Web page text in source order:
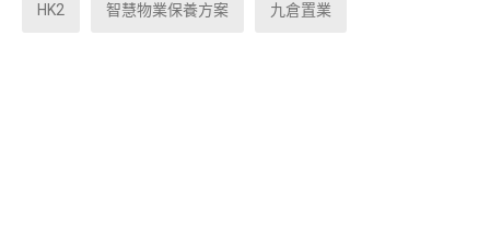
HK2 智慧物業保養方案 九倉置業